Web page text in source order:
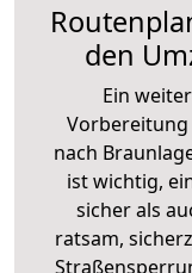
den
Ein
Vorbereitung
nach
ist wichtig,
sicher als
ratsam,